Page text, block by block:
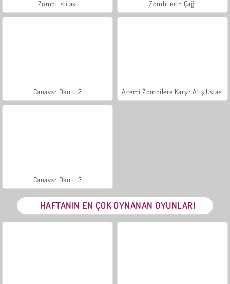
Zombi İstilası Zombilerin Çağı
Canavar Okulu 2 Acemi Zombilere Karşı: Atış Ustası
Canavar Okulu 3
HAFTANIN EN ÇOK OYNANAN OYUNLARI